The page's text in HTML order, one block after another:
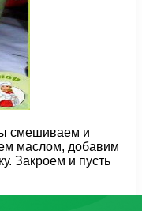
смешиваем и
маслом, добавим
Закроем и пусть